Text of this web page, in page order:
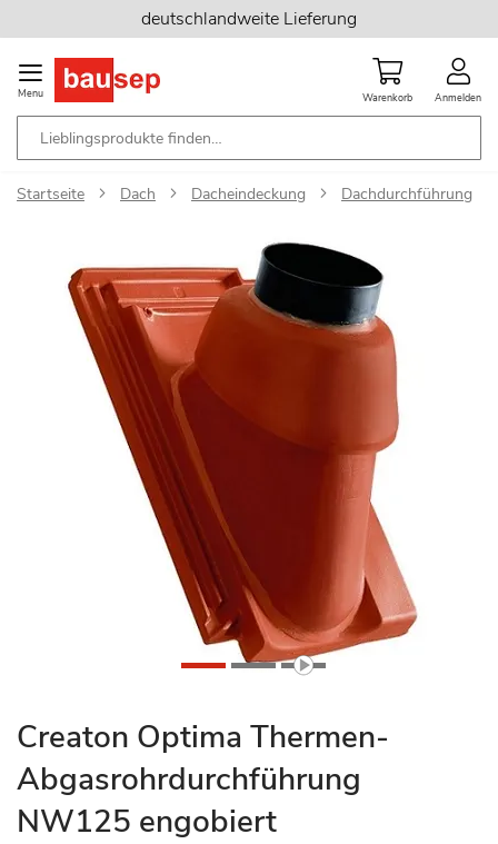
Inhalt
springen
deutschlandweite Lieferung
Menu Warenkorb Anmelden
Startseite Dach Dacheindeckung Dachdurchführung
Bildgalerie
springen
Zum
Anfang
der
Bildgalerie
springen
Creaton Optima Thermen-
Abgasrohrdurchführung
NW125 engobiert